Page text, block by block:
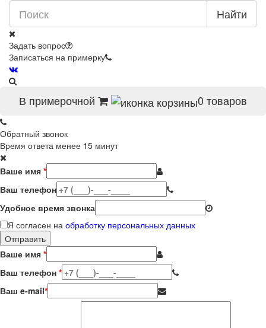
Найти
Задать вопрос
Записаться на примерку
В примерочной 0 товаров
Обратный звонок
Время ответа менее 15 минут
Ваше имя *
Ваш телефон
Удобное время звонка
Я согласен на обработку персональных данных
Ваше имя *
Ваш телефон *
Ваш e-mail*